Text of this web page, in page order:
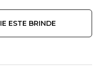
ESTE BRINDE